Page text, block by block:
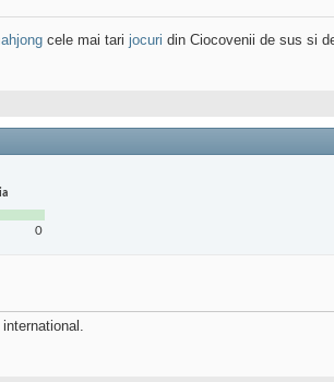
cele mai tari jocuri din Ciocovenii de sus si
0